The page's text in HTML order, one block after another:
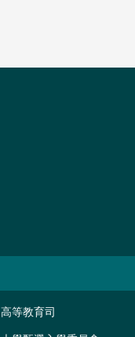
高等教育司